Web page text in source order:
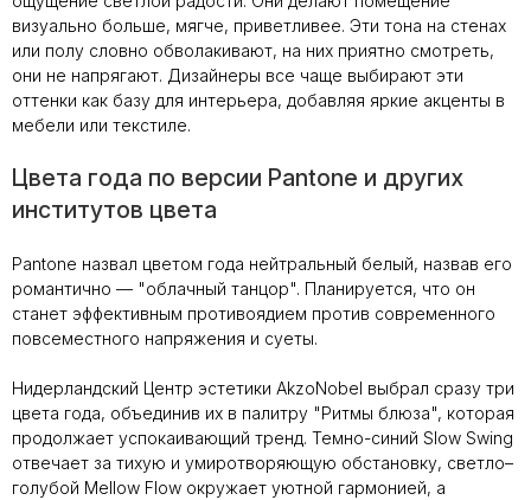
визуально больше, мягче, приветливее. Эти тона на стенах
или полу словно обволакивают, на них приятно смотреть,
они не напрягают. Дизайнеры все чаще выбирают эти
оттенки как базу для интерьера, добавляя яркие акценты в
мебели или текстиле.
Цвета года по версии Pantone и других
институтов цвета
Pantone назвал цветом года нейтральный белый, назвав его
романтично — "облачный танцор". Планируется, что он
станет эффективным противоядием против современного
повсеместного напряжения и суеты.
Нидерландский Центр эстетики AkzoNobel выбрал сразу три
цвета года, объединив их в палитру "Ритмы блюза", которая
продолжает успокаивающий тренд. Темно-синий Slow Swing
отвечает за тихую и умиротворяющую обстановку, светло–
голубой Mellow Flow окружает уютной гармонией, а